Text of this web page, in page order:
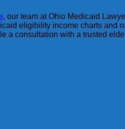
, our team at Ohio Medicaid
eligibility income charts and
a consultation with a trusted